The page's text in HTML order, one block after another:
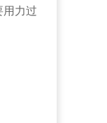
力过